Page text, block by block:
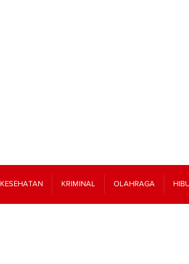
KESEHATAN KRIMINAL OLAHRAGA